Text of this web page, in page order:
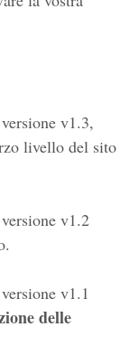
v1.3,
livello del sito
v1.2
v1.1
delle